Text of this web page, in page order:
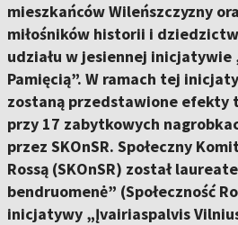
mieszkańców Wileńszczyzny
miłośników historii i
udziału w jesiennej inicjatywie
Pamięcią”. W ramach tej
zostaną przedstawione efekty
przy 17 zabytkowych
przez SKOnSR. Społeczny
Rossą (SKOnSR) został
bendruomenė” (Społeczność
inicjatywy „Įvairiaspalvis